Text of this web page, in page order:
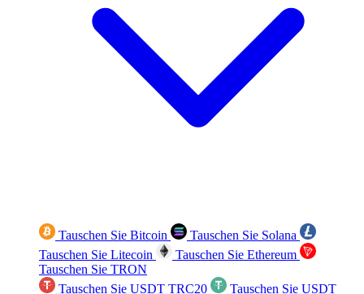
Tauschen Sie Bitcoin
Tauschen Sie Solana
Tauschen Sie Litecoin
Tauschen Sie Ethereum
Tauschen Sie TRON
Tauschen Sie USDT TRC20
Tauschen Sie USDT